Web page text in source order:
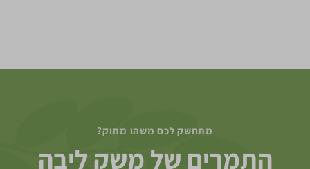
מתחשק לכם משהו מתוק?
התמרים של משק ליבה